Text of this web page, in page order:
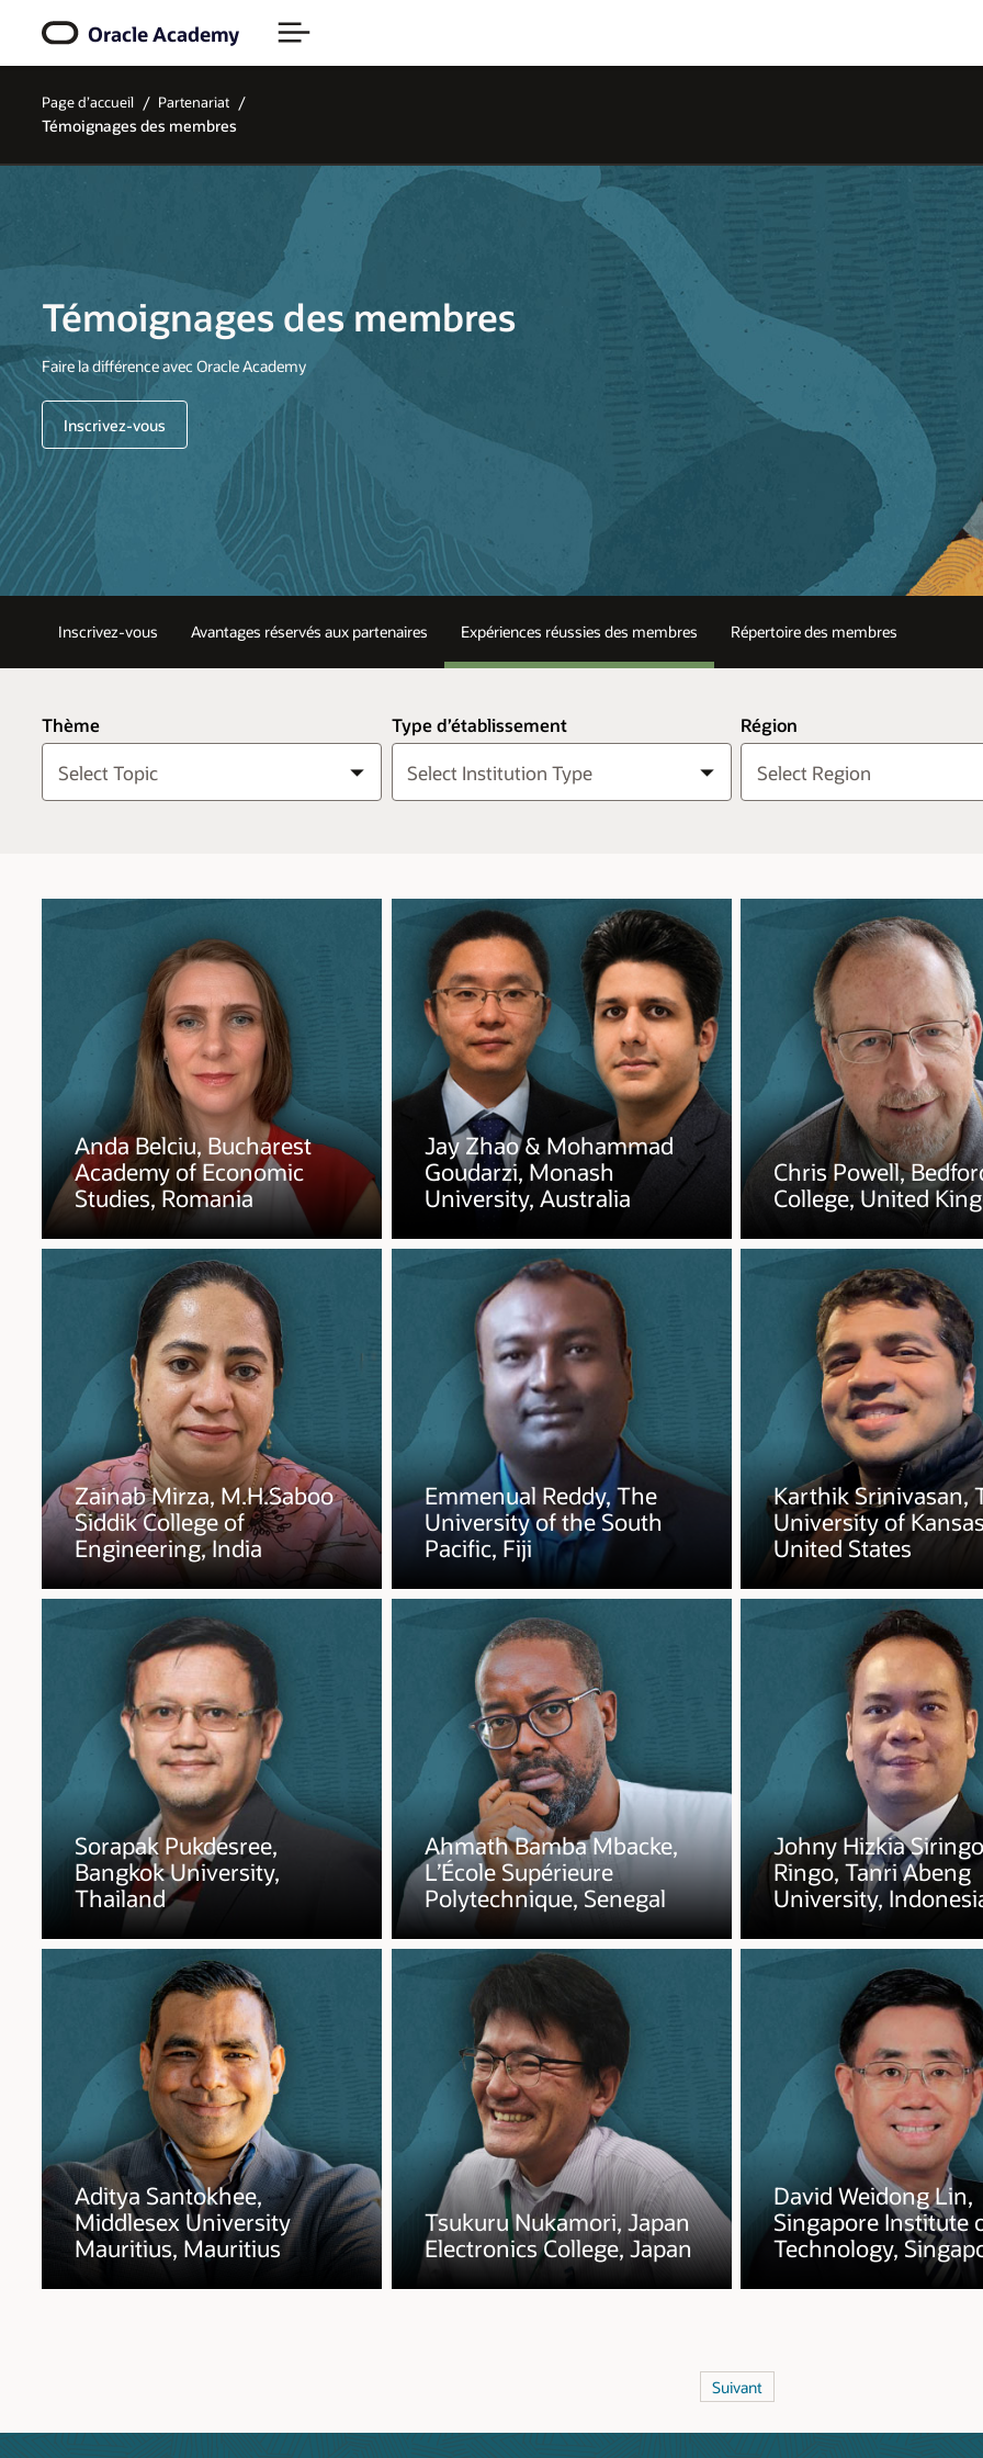
Oracle Academy
Type 2
Témoignages des membres
Faire la différence avec Oracle Academy
Inscrivez-vous
Page d’accueil Partenariat
Témoignages des membres
Inscrivez-vous Avantages réservés aux partenaires Expériences réussies des membres Répertoire des membres
Thème Type d’établissement Région
Anda Belciu, Bucharest
Academy of Economic
Studies, Romania
Jay Zhao & Mohammad
Goudarzi, Monash
University, Australia
Chris Powell,
College, United
Zainab Mirza, M.H.Saboo
Siddik College of
Engineering, India
Emmenual Reddy, The
University of the South
Pacific, Fiji
Karthik Srinivasan,
University of
United States
Sorapak Pukdesree,
Bangkok University,
Thailand
Ahmath Bamba Mbacke,
L’École Supérieure
Polytechnique, Senegal
Johny Hizkia
Ringo, Tanri Abeng
University,
Aditya Santokhee,
Middlesex University
Mauritius, Mauritius
Tsukuru Nukamori, Japan
Electronics College, Japan
David Weidong Lin,
Singapore Institute
Technology,
Suivant